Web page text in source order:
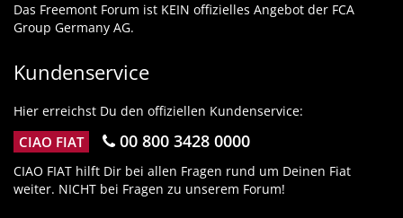
Das Freemont Forum ist KEIN offizielles Angebot der FCA
Group Germany AG.
Kundenservice
Hier erreichst Du den offiziellen Kundenservice:
CIAO FIAT 00 800 3428 0000
CIAO FIAT hilft Dir bei allen Fragen rund um Deinen Fiat
weiter. NICHT bei Fragen zu unserem Forum!